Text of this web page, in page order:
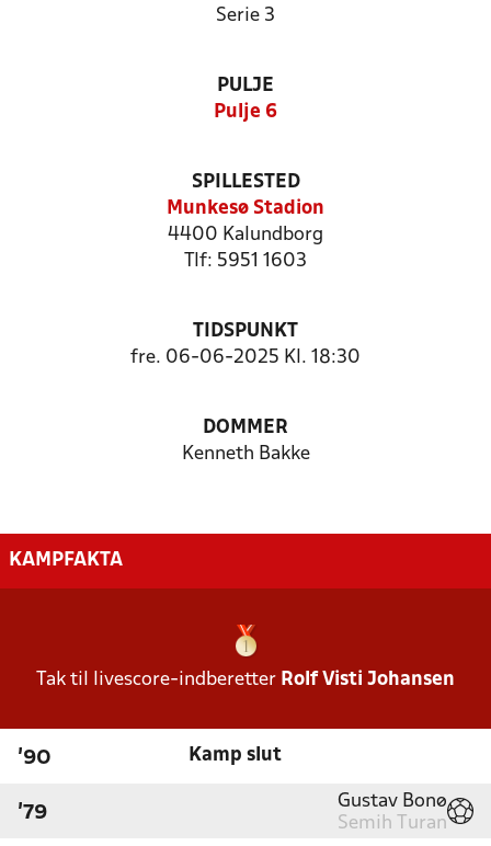
Serie 3
PULJE
Pulje 6
SPILLESTED
Munkesø Stadion
4400 Kalundborg
Tlf: 5951 1603
TIDSPUNKT
fre. 06-06-2025 Kl. 18:30
DOMMER
Kenneth Bakke
KAMPFAKTA
Tak til livescore-indberetter Rolf Visti Johansen
'90 Kamp slut
'79
Gustav Bonø
Semih Turan